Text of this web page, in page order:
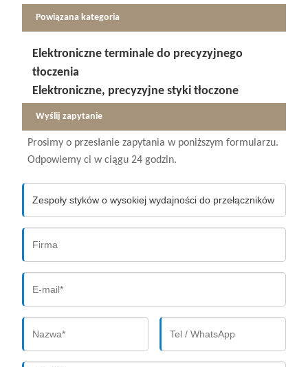
Powiązana kategoria
Elektroniczne terminale do precyzyjnego
tłoczenia
Elektroniczne, precyzyjne styki tłoczone
Wyślij zapytanie
Prosimy o przesłanie zapytania w poniższym formularzu.
Odpowiemy ci w ciągu 24 godzin.